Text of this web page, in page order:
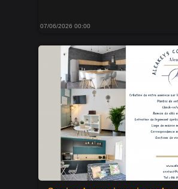
07/06/2026 00:00